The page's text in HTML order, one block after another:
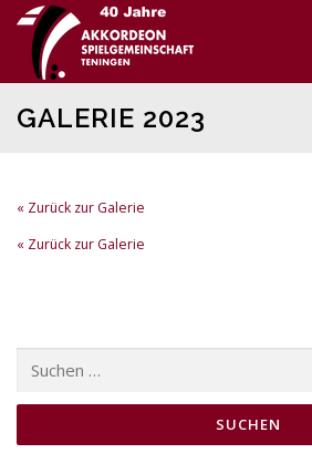
Direkt
zum
GALERIE 2023
« Zurück zur Galerie
« Zurück zur Galerie
nach: